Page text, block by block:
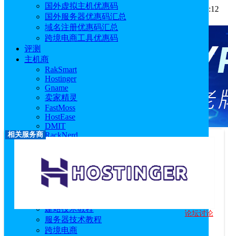
国外虚拟主机优惠码
国外服务器优惠码汇总
域名注册优惠码汇总
跨境电商工具优惠码
评测
主机商
RakSmart
Hostinger
Gname
卖家精灵
FastMoss
HostEase
DMIT
RackNerd
优麦云
恒创科技
技术教程
建站技术教程
服务器技术教程
跨境电商
作者: Emily 分类:主机新闻
发布时间: 2025.09.09 18:12:12
更新于: 2025.12.02 15:49:49
相关服务商
Hostinger 论坛讨论
优惠码： idcspy